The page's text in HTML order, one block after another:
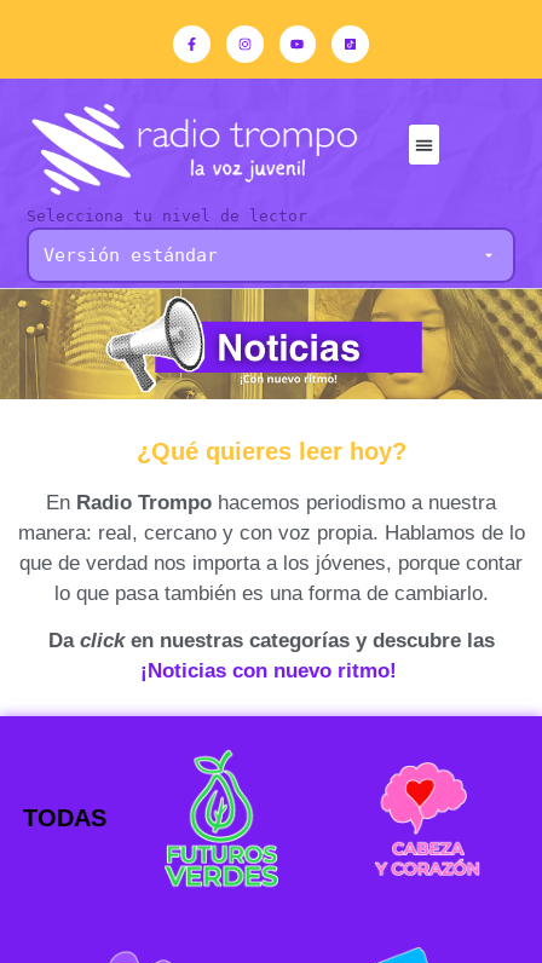
Selecciona tu nivel de lector
¿Qué quieres leer hoy?
En Radio Trompo hacemos periodismo a nuestra
manera: real, cercano y con voz propia. Hablamos de lo
que de verdad nos importa a los jóvenes, porque contar
lo que pasa también es una forma de cambiarlo.
Da clicken nuestras categorías y descubre las
¡Noticias con nuevo ritmo!
TODAS